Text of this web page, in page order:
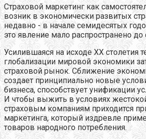
Страховой маркетинг как
возник в экономически развитых
недавно - в начале семидесятых
это явление мало распространено
Усилившаяся на исходе XХ столетия
глобализации мировой экономики
страховой рынок. Сближение
создает принципиально новые
бизнеса, способствует унификации
И чтобы выжить в условиях
страховым компаниям приходится
маркетинга, который издревле
товаров народного потребления.